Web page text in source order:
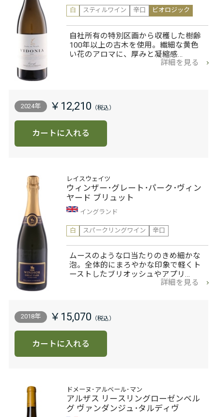
白
スティルワイン 辛口 ビオロジック
自社所有の特別区画から収穫した樹齢
100年以上の古木を使用。繊細な黄色
い花のアロマに、厚みと凝縮感…
詳細を見る
2024年 ￥12,210
カートに入れる
レイスウェイツ
ウィンザー･グレート･パーク･ヴィン
ヤード ブリュット
イングランド
白
スパークリングワイン 辛口
ムースのような口当たりのきめ細かな
泡。全体的にまろやかな印象で軽くト
ーストしたブリオッシュやアプリ…
詳細を見る
2018年 ￥15,070
カートに入れる
ドメーヌ･アルベール･マン
アルザス リースリングローゼンベル
グ ヴァンダンジュ･タルディヴ